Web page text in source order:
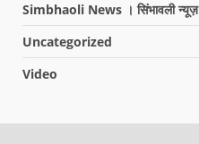
Simbhaoli News । सिंभावली न्यूज़
Uncategorized
Video